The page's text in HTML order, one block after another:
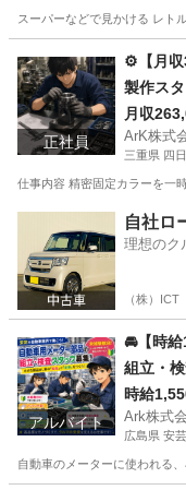
スーパーなどで見かける レト
工場
正社員
⚙️【月収
製作ス
月収
ArK株式
三重県 四
仕事内容 精密固定カラーを一
工場
自社ロ
理想のク
（株）ICT
アルバイト
🚘【時
組立・
時給
Ark株式
広島県 安
自動車のメーターに使われる